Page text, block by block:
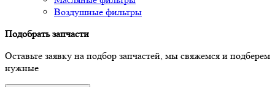
Воздушные фильтры
Подобрать запчасти
Оставьте заявку на подбор запчастей, мы свяжемся и подберем
нужные